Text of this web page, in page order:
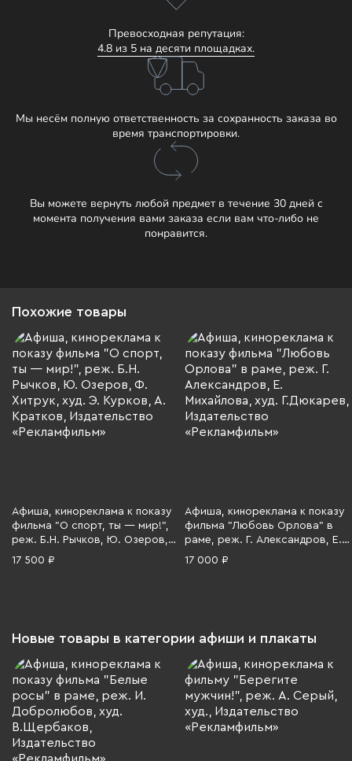
Превосходная репутация:
4.8 из 5 на десяти площадках.
Мы несём полную ответственность за сохранность заказа во
время транспортировки.
Вы можете вернуть любой предмет в течение 30 дней с
момента получения вами заказа если вам что-либо не
понравится.
Похожие товары
Афиша, кинореклама к показу
фильма "О спорт, ты — мир!",
реж. Б.Н. Рычков, Ю. Озеров,
Ф. Хитрук, худ. Э. Курков, А.
17 500 ₽
Афиша, кинореклама к показу
фильма "Любовь Орлова" в
раме, реж. Г. Александров, Е.
Михайлова, худ. Г.Дюкарев,
17 000 ₽
Новые товары в категории афиши и плакаты